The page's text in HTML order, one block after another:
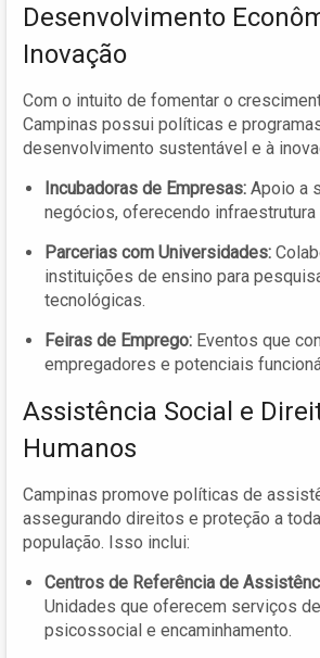
Desenvolvimento
Inovação
Com o intuito de fomentar o
Campinas possui políticas e
desenvolvimento sustentável e à
Incubadoras de Empresas: Apoio a
negócios, oferecendo infraestrutura
Parcerias com Universidades:
instituições de ensino para
tecnológicas.
Feiras de Emprego: Eventos que
empregadores e potenciais
Assistência Social e
Humanos
Campinas promove políticas de
assegurando direitos e proteção a
população. Isso inclui:
Centros de Referência de
Unidades que oferecem serviços
psicossocial e encaminhamento.